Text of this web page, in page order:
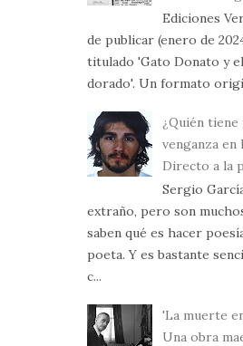
Ediciones
de publicar (enero de
titulado 'Gato Donato y
dorado'. Un formato
¿Quién tiene
venganza en
Directo a la
Sergio
extraño, pero son
saben qué es hacer
poeta. Y es bastante
c...
'La muerte
Una obra